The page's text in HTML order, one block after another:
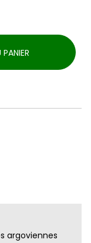
argoviennes